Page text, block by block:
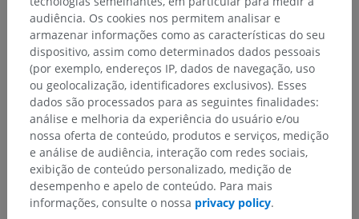
audiência. Os cookies nos permitem analisar e
armazenar informações como as características do seu
dispositivo, assim como determinados dados pessoais
(por exemplo, endereços IP, dados de navegação, uso
ou geolocalização, identificadores exclusivos). Esses
dados são processados para as seguintes finalidades:
análise e melhoria da experiência do usuário e/ou
nossa oferta de conteúdo, produtos e serviços, medição
e análise de audiência, interação com redes sociais,
exibição de conteúdo personalizado, medição de
desempenho e apelo de conteúdo. Para mais
informações, consulte o nossa privacy policy.